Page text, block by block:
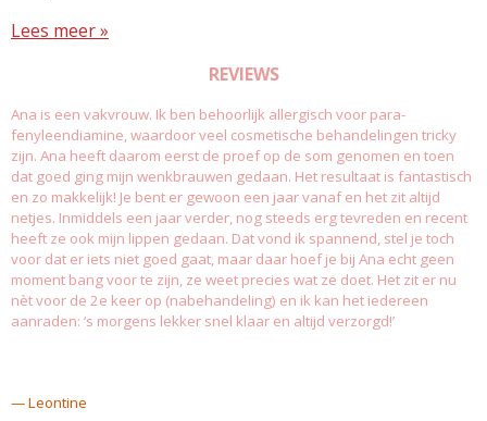
Lees meer »
REVIEWS
Ana is een vakvrouw. Ik ben behoorlijk allergisch voor para-
fenyleendiamine, waardoor veel cosmetische behandelingen tricky
zijn. Ana heeft daarom eerst de proef op de som genomen en toen
dat goed ging mijn wenkbrauwen gedaan. Het resultaat is fantastisch
en zo makkelijk! Je bent er gewoon een jaar vanaf en het zit altijd
netjes. Inmiddels een jaar verder, nog steeds erg tevreden en recent
heeft ze ook mijn lippen gedaan. Dat vond ik spannend, stel je toch
voor dat er iets niet goed gaat, maar daar hoef je bij Ana echt geen
moment bang voor te zijn, ze weet precies wat ze doet. Het zit er nu
nèt voor de 2e keer op (nabehandeling) en ik kan het iedereen
aanraden: ‘s morgens lekker snel klaar en altijd verzorgd!’
— Leontine